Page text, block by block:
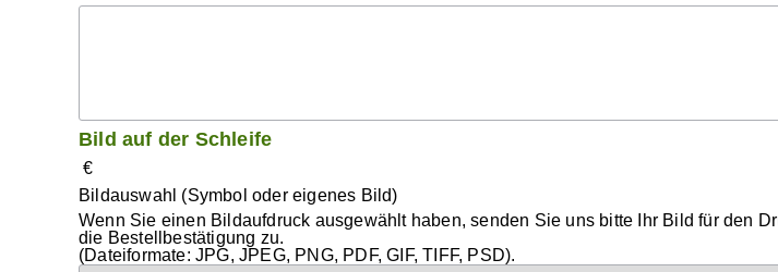
Bild auf der Schleife
€
Bildauswahl (Symbol oder eigenes Bild)
Wenn Sie einen Bildaufdruck ausgewählt haben, senden Sie uns bitte Ihr Bild für den
die Bestellbestätigung zu.
(Dateiformate: JPG, JPEG, PNG, PDF, GIF, TIFF, PSD).